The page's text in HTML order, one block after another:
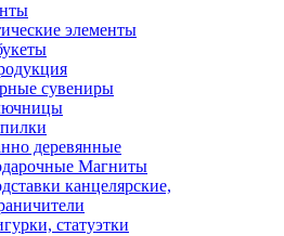
элементы
сувениры
деревянные
Магниты
канцелярские,
статуэтки